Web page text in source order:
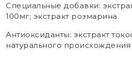
Специальные добавки:
100мг; экстракт розмарина.
Антиоксиданты: экстракт
натурального происхождения